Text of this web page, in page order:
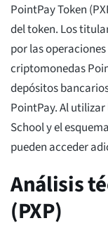
PointPay Token
del token. Los
por las
criptomonedas
depósitos
PointPay. Al
School y el
pueden acceder
Análisis
(PXP)